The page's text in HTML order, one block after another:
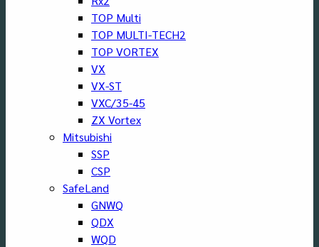
TOP Multi
TOP MULTI-TECH2
TOP VORTEX
VX
VX-ST
VXC/35-45
ZX Vortex
Mitsubishi
SSP
CSP
SafeLand
GNWQ
QDX
WQD